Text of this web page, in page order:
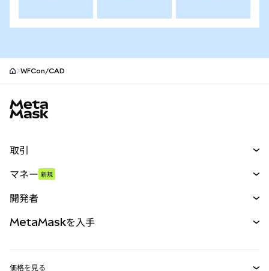
WFCon/CAD
取引
パーペチュアル
RWA
マネー 新規
開発者
MetaMaskを入手
価格を見る